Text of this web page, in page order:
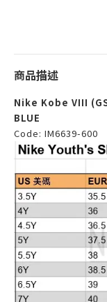
商品描述
Nike Kobe VIII
BLUE
Code: IM6639-600